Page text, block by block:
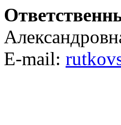
E-mail: